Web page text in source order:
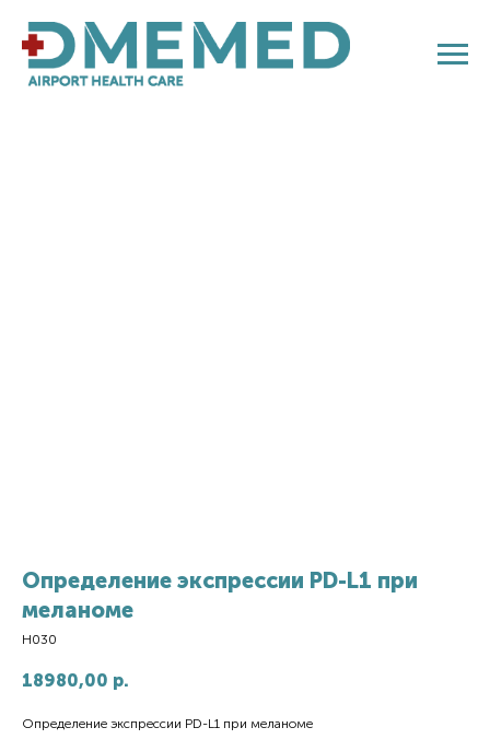
Определение экспрессии PD-L1 при
меланоме
H030
18980,00 р.
Определение экспрессии PD-L1 при меланоме